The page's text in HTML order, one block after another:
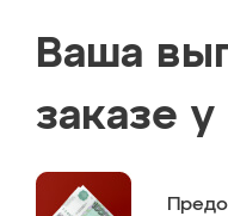
Ваша
заказе у